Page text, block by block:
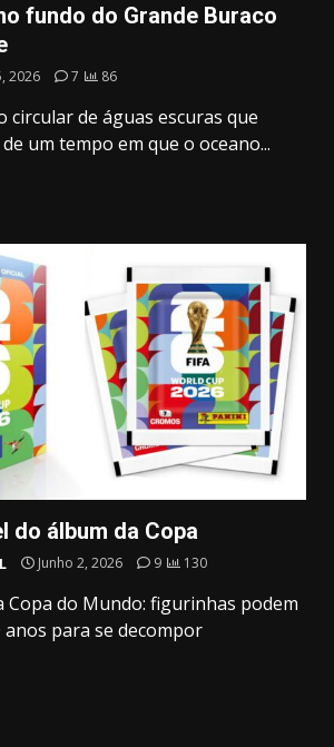
fundo do Grande Buraco
2026 7 86
circular de águas escuras que
um tempo em que o oceano...
do álbum da Copa
Junho 2, 2026 9 130
Copa do Mundo: figurinhas podem
para se decompor